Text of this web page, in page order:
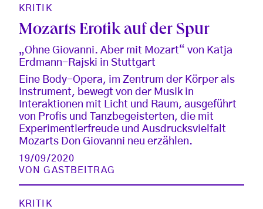
KRITIK
Mozarts Erotik auf der Spur
„Ohne Giovanni. Aber mit Mozart“ von Katja
Erdmann-Rajski in Stuttgart
Eine Body-Opera, im Zentrum der Körper als
Instrument, bewegt von der Musik in
Interaktionen mit Licht und Raum, ausgeführt
von Profis und Tanzbegeisterten, die mit
Experimentierfreude und Ausdrucksvielfalt
Mozarts Don Giovanni neu erzählen.
19/09/2020
VONGASTBEITRAG
KRITIK